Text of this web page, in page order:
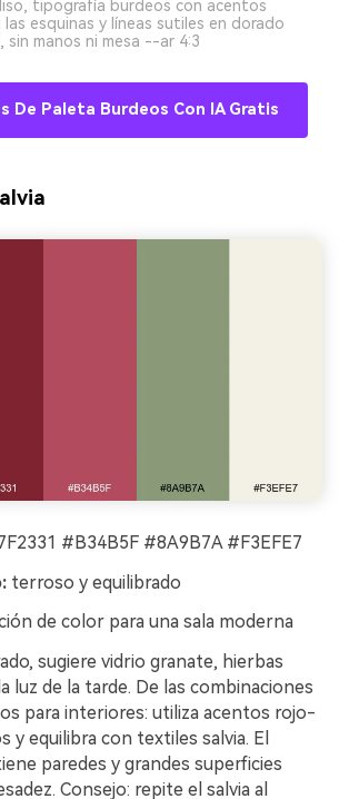
tipografía burdeos con acentos
esquinas y líneas sutiles en dorado
sin manos ni mesa --ar 4:3
De Paleta Burdeos Con IA Gratis
#B34B5F #8A9B7A #F3EFE7
terroso y equilibrado
de color para una sala moderna
sugiere vidrio granate, hierbas
luz de la tarde. De las combinaciones
para interiores: utiliza acentos rojo-
y equilibra con textiles salvia. El
paredes y grandes superficies
Consejo: repite el salvia al